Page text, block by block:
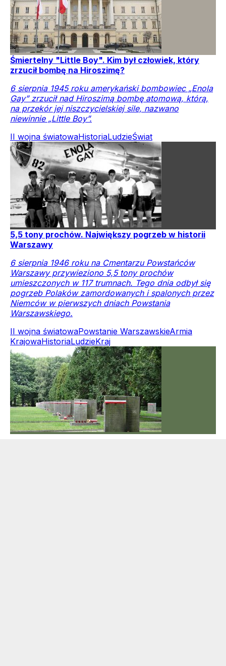
Śmiertelny "Little Boy". Kim był człowiek, który
zrzucił bombę na Hiroszimę?
6 sierpnia 1945 roku amerykański bombowiec „Enola
Gay” zrzucił nad Hiroszimą bombę atomową, którą,
na przekór jej niszczycielskiej sile, nazwano
niewinnie „Little Boy”.
II wojna światowaHistoriaLudzieŚwiat
5,5 tony prochów. Największy pogrzeb w historii
Warszawy
6 sierpnia 1946 roku na Cmentarzu Powstańców
Warszawy przywieziono 5,5 tony prochów
umieszczonych w 117 trumnach. Tego dnia odbył się
pogrzeb Polaków zamordowanych i spalonych przez
Niemców w pierwszych dniach Powstania
Warszawskiego.
II wojna światowaPowstanie WarszawskieArmia
KrajowaHistoriaLudzieKraj